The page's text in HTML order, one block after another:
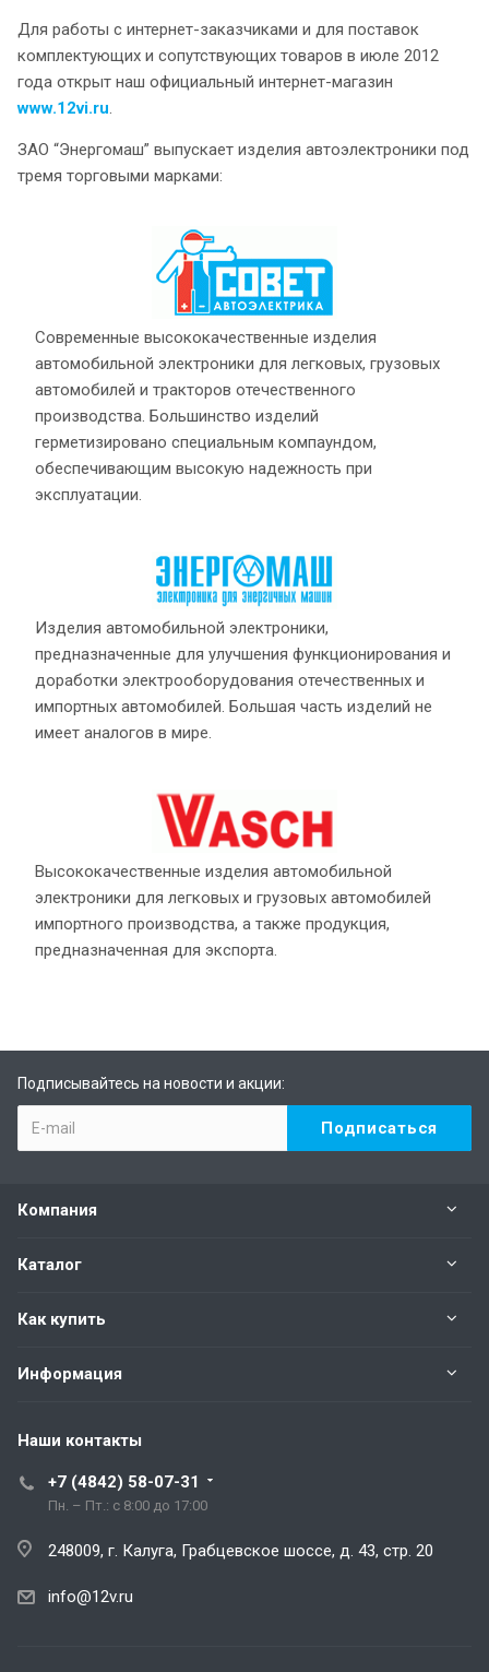
Для работы с интернет-заказчиками и для поставок
комплектующих и сопутствующих товаров в июле 2012
года открыт наш официальный интернет-магазин
www.12vi.ru.
ЗАО “Энергомаш” выпускает изделия автоэлектроники под
тремя торговыми марками:
Современные высококачественные изделия
автомобильной электроники для легковых, грузовых
автомобилей и тракторов отечественного
производства. Большинство изделий
герметизировано специальным компаундом,
обеспечивающим высокую надежность при
эксплуатации.
Изделия автомобильной электроники,
предназначенные для улучшения функционирования и
доработки электрооборудования отечественных и
импортных автомобилей. Большая часть изделий не
имеет аналогов в мире.
Высококачественные изделия автомобильной
электроники для легковых и грузовых автомобилей
импортного производства, а также продукция,
предназначенная для экспорта.
Подписывайтесь на новости и акции:
Компания
Каталог
Как купить
Информация
Наши контакты
+7 (4842) 58-07-31
Пн. – Пт.: с 8:00 до 17:00
248009, г. Калуга, Грабцевское шоссе, д. 43, стр. 20
info@12v.ru